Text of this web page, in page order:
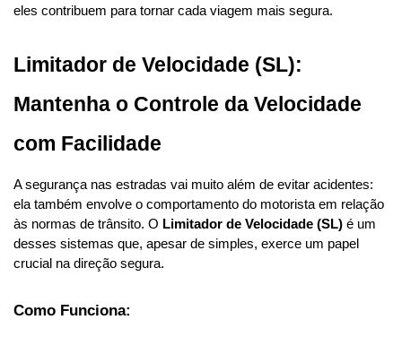
eles contribuem para tornar cada viagem mais segura.
Limitador de Velocidade (SL):
Mantenha o Controle da Velocidade
com Facilidade
A segurança nas estradas vai muito além de evitar acidentes:
ela também envolve o comportamento do motorista em relação
às normas de trânsito. O Limitador de Velocidade (SL) é um
desses sistemas que, apesar de simples, exerce um papel
crucial na direção segura.
Como Funciona: